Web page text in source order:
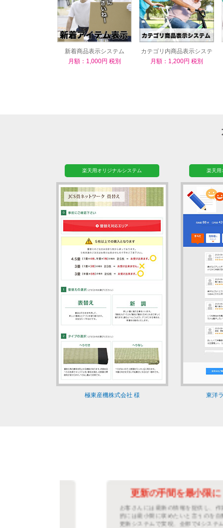
新着商品表示システム
月額：1,000円 税別
カテゴリ内商品表示システ
ム
月額：1,200円 税別
楽天用オリジナルシステム
極東産機株式会社 様
楽天用
東洋
更新の手間を最小限に
お客さんには最新の情報を提供し、作業
的には最小限に収めたいと言うのを自動
更新システムで実現。全部で4システムを